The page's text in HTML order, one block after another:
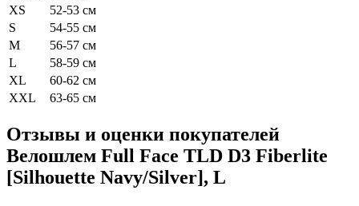
XS
52-53 см
S
54-55 см
M
56-57 см
L
58-59 см
XL
60-62 см
XXL
63-65 см
Отзывы и оценки покупателей
Велошлем Full Face TLD D3 Fiberlite
[Silhouette Navy/Silver], L